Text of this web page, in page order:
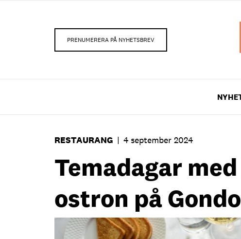
PRENUMERERA PÅ NYHETSBREV
RESTAURANG | 4 september 2024
Temadagar
ostron på